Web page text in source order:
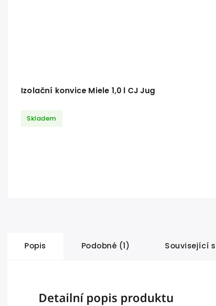
Izolační konvice Miele 1,0 l CJ Jug
Skladem
Popis Podobné (1) Související
Detailní popis produktu